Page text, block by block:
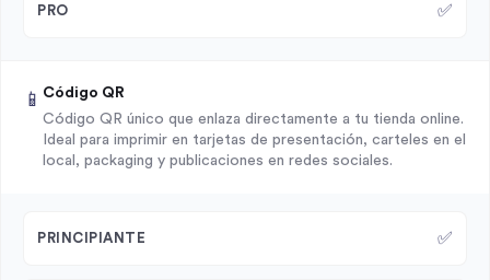
PRO ✅
📱 Código QR
Código QR único que enlaza directamente a tu tienda online.
Ideal para imprimir en tarjetas de presentación, carteles en el
local, packaging y publicaciones en redes sociales.
PRINCIPIANTE ✅